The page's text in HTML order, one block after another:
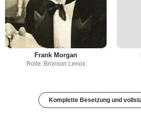
Frank Morgan
Rolle: Bronson Lenox
Komplette Besetzung und